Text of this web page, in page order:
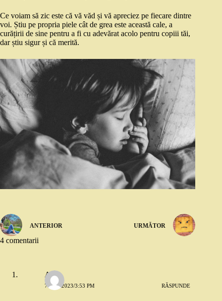
Ce voiam să zic este că vă văd și vă apreciez pe fiecare dintre
voi. Știu pe propria piele cât de grea este această cale, a
curățirii de sine pentru a fi cu adevărat acolo pentru copiii tăi,
dar știu sigur și că merită.
ANTERIOR URMĂTOR
4 comentarii
Ana
7 MAI 2023/3:53 PM RĂSPUNDE